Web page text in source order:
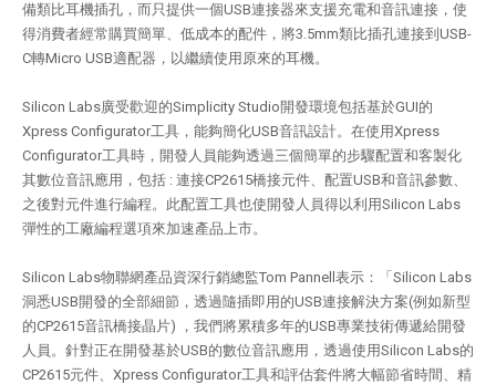
備類比耳機插孔，而只提供一個USB連接器來支援充電和音訊連接，使
得消費者經常購買簡單、低成本的配件，將3.5mm類比插孔連接到USB-
C轉Micro USB適配器，以繼續使用原來的耳機。
Silicon Labs廣受歡迎的Simplicity Studio開發環境包括基於GUI的
Xpress Configurator工具，能夠簡化USB音訊設計。在使用Xpress
Configurator工具時，開發人員能夠透過三個簡單的步驟配置和客製化
其數位音訊應用，包括 : 連接CP2615橋接元件、配置USB和音訊參數、
之後對元件進行編程。此配置工具也使開發人員得以利用Silicon Labs
彈性的工廠編程選項來加速產品上市。
Silicon Labs物聯網產品資深行銷總監Tom Pannell表示：「Silicon Labs
洞悉USB開發的全部細節，透過隨插即用的USB連接解決方案(例如新型
的CP2615音訊橋接晶片) ，我們將累積多年的USB專業技術傳遞給開發
人員。針對正在開發基於USB的數位音訊應用，透過使用Silicon Labs的
CP2615元件、Xpress Configurator工具和評估套件將大幅節省時間、精